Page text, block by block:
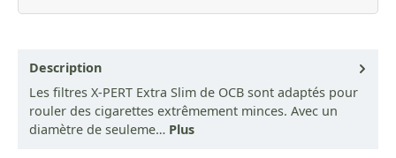
Description
Les filtres X-PERT Extra Slim de OCB sont adaptés pour
rouler des cigarettes extrêmement minces. Avec un
diamètre de seuleme… Plus